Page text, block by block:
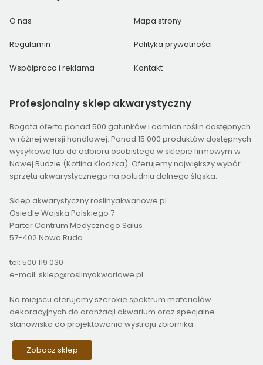
O nas Mapa strony
Regulamin Polityka prywatności
Współpraca i reklama Kontakt
Profesjonalny sklep akwarystyczny
Bogata oferta ponad 500 gatunków i odmian roślin dostępnych
w różnej wersji handlowej. Ponad 15 000 produktów dostępnych
wysyłkowo lub do odbioru osobistego w sklepie firmowym w
Nowej Rudzie (Kotlina Kłodzka). Oferujemy największy wybór
sprzętu akwarystycznego na południu dolnego śląska.
Sklep akwarystyczny roslinyakwariowe.pl
Osiedle Wojska Polskiego 7
Parter Centrum Medycznego Salus
57-402 Nowa Ruda
tel: 500 119 030
e-mail: sklep@roslinyakwariowe.pl
Na miejscu oferujemy szerokie spektrum materiałów
dekoracyjnych do aranżacji akwarium oraz specjalne
stanowisko do projektowania wystroju zbiornika.
Zobacz sklep